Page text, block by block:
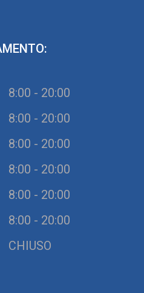
8:00 - 20:00
8:00 - 20:00
8:00 - 20:00
8:00 - 20:00
8:00 - 20:00
8:00 - 20:00
CHIUSO